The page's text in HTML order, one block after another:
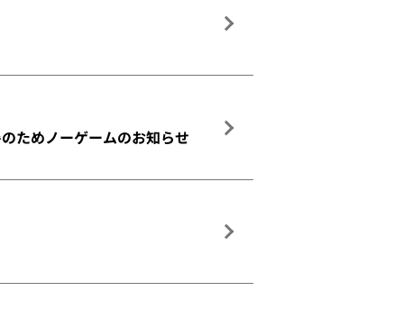
ためノーゲームのお知らせ